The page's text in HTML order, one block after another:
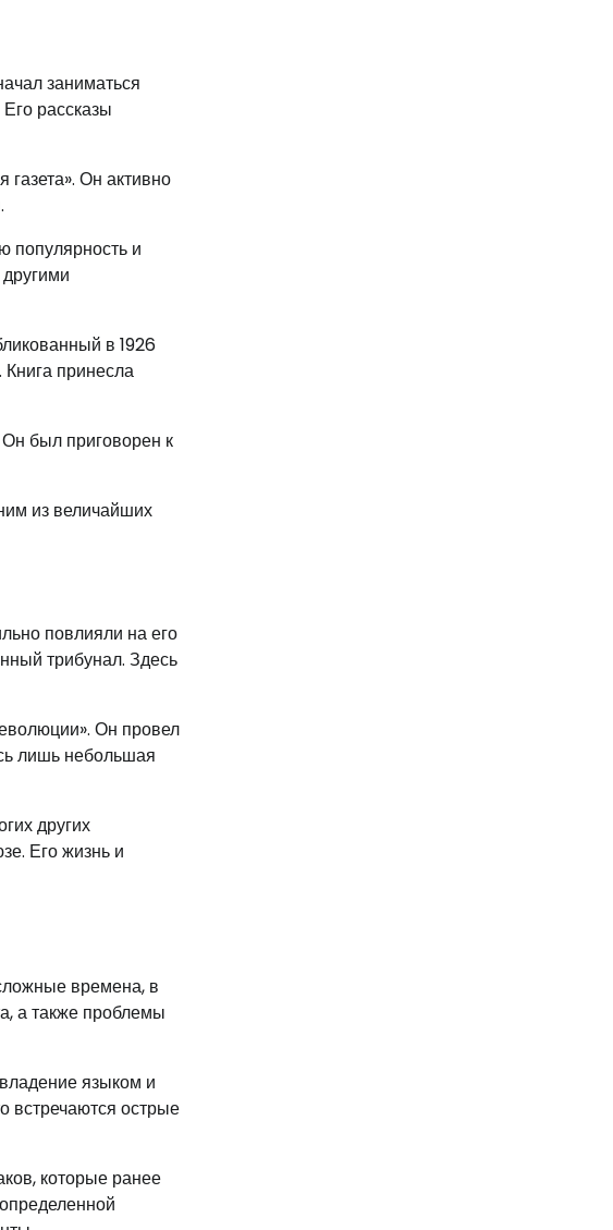
заниматься
рассказы
газета». Он активно
популярность и
в 1926
принесла
был приговорен к
из величайших
повлияли на его
трибунал. Здесь
Он провел
лишь небольшая
других
Его жизнь и
времена, в
а также проблемы
языком и
встречаются острые
которые ранее